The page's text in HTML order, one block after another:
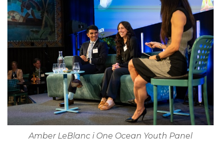
Amber LeBlanc i One Ocean Youth Panel